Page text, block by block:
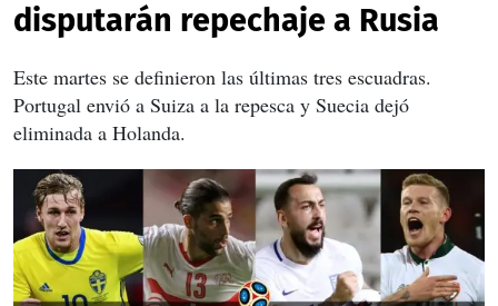
disputarán repechaje a Rusia
Este martes se definieron las últimas tres escuadras.
Portugal envió a Suiza a la repesca y Suecia dejó
eliminada a Holanda.